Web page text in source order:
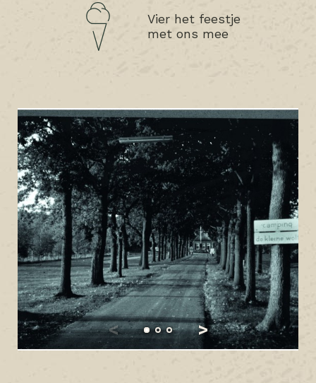
Vier het feestje
met ons mee